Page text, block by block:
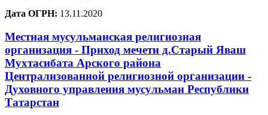
Дата ОГРН: 13.11.2020
Местная мусульманская религиозная
организация - Приход мечети д.Старый Яваш
Мухтасибата Арского района
Централизованной религиозной организации -
Духовного управления мусульман Республики
Татарстан